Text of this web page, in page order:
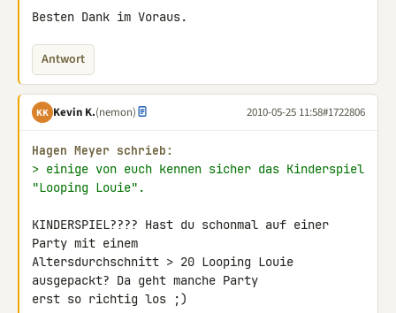
Besten Dank im Voraus.
Antwort
KK Kevin K.(nemon) 2010-05-25 11:58#1722806
Hagen Meyer schrieb:
> einige von euch kennen sicher das Kinderspiel
"Looping Louie".
KINDERSPIEL???? Hast du schonmal auf einer
Party mit einem
Altersdurchschnitt > 20 Looping Louie
ausgepackt? Da geht manche Party
erst so richtig los ;)